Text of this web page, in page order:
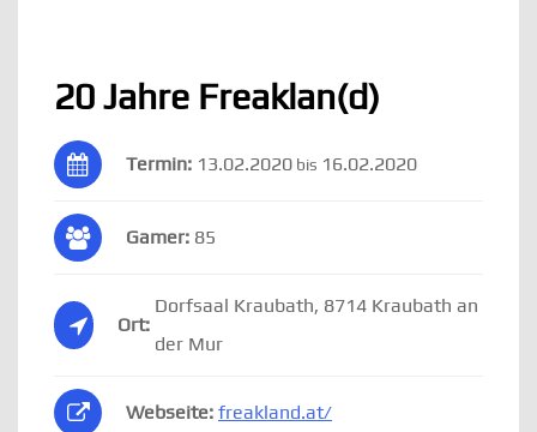
20 Jahre Freaklan(d)
Termin: 13.02.2020 bis 16.02.2020
Gamer: 85
Ort:
Dorfsaal Kraubath, 8714 Kraubath an
der Mur
Webseite: freakland.at/